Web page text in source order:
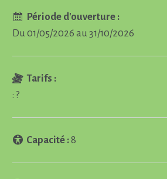
Période d'ouverture :
Du 01/05/2026 au 31/10/2026
Tarifs :
: ?
Capacité :8